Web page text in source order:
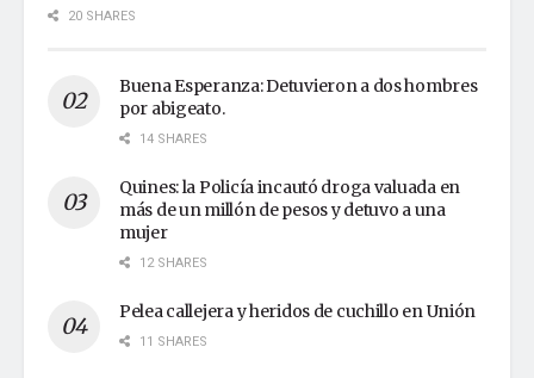
20 SHARES
Buena Esperanza: Detuvieron a dos hombres
por abigeato.
14 SHARES
Quines: la Policía incautó droga valuada en
más de un millón de pesos y detuvo a una
mujer
12 SHARES
Pelea callejera y heridos de cuchillo en Unión
11 SHARES